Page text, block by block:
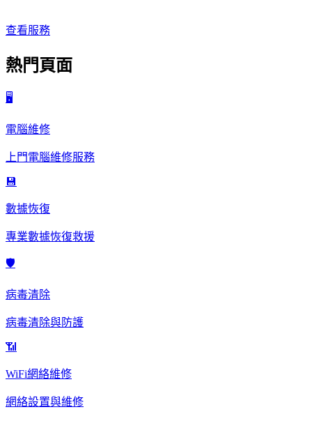
查看服務
熱門頁面
🖥️
電腦維修
上門電腦維修服務
💾
數據恢復
專業數據恢復救援
🛡️
病毒清除
病毒清除與防護
📶
WiFi網絡維修
網絡設置與維修